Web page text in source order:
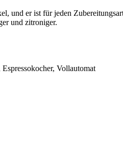
und er ist für jeden
und zitroniger.
Vollautomat